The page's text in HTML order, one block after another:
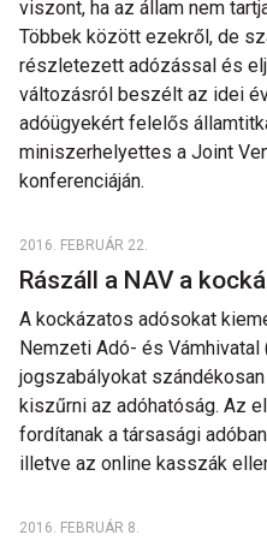
viszont, ha az állam nem
Többek között ezekről, de
részletezett adózással és
változásról beszélt az idei
adóügyekért felelős
miniszerhelyettes a Joint
konferenciáján.
2016. FEBRUÁR 22.
Rászáll a NAV a
A kockázatos adósokat
Nemzeti Adó- és Vámhivatal
jogszabályokat
kiszűrni az adóhatóság. Az
fordítanak a társasági
illetve az online kasszák
2016. FEBRUÁR 8.